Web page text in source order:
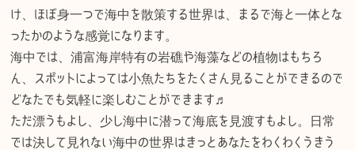
け、ほぼ身一つで海中を散策する世界は、まるで海と一体とな
ったかのような感覚になります。
海中では、浦富海岸特有の岩礁や海藻などの植物はもちろ
ん、スポットによっては小魚たちをたくさん見ることができるので
どなたでも気軽に楽しむことができます♬
ただ漂うもよし、少し海中に潜って海底を見渡すもよし。日常
では決して見れない海中の世界はきっとあなたをわくわくうきう